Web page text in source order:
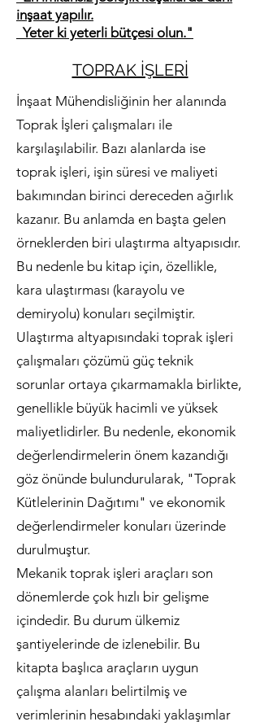
inşaat yapılır.
Yeter ki yeterli bütçesi olun."
TOPRAK İŞLERİ
İnşaat Mühendisliğinin her alanında
Toprak İşleri çalışmaları ile
karşılaşılabilir. Bazı alanlarda ise
toprak işleri, işin süresi ve maliyeti
bakımından birinci dereceden ağırlık
kazanır. Bu anlamda en başta gelen
örneklerden biri ulaştırma altyapısıdır.
Bu nedenle bu kitap için, özellikle,
kara ulaştırması (karayolu ve
demiryolu) konuları seçilmiştir.
Ulaştırma altyapısındaki toprak işleri
çalışmaları çözümü güç teknik
sorunlar ortaya çıkarmamakla birlikte,
genellikle büyük hacimli ve yüksek
maliyetlidirler. Bu nedenle, ekonomik
değerlendirmelerin önem kazandığı
göz önünde bulundurularak, "Toprak
Kütlelerinin Dağıtımı" ve ekonomik
değerlendirmeler konuları üzerinde
durulmuştur.
Mekanik toprak işleri araçları son
dönemlerde çok hızlı bir gelişme
içindedir. Bu durum ülkemiz
şantiyelerinde de izlenebilir. Bu
kitapta başlıca araçların uygun
çalışma alanları belirtilmiş ve
verimlerinin hesabındaki yaklaşımlar